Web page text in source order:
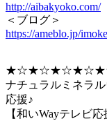
http://aibakyoko.com/
＜ブログ＞
https://ameblo.jp/
ナチュラルミネラ
応援♪
【和いWayテレビ